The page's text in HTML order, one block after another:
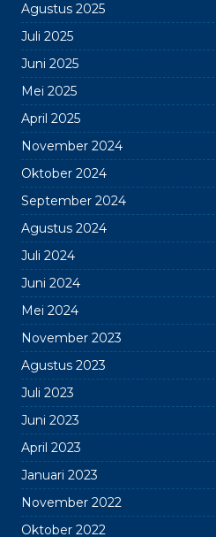
Agustus 2025
Juli 2025
Juni 2025
Mei 2025
April 2025
November 2024
Oktober 2024
September 2024
Agustus 2024
Juli 2024
Juni 2024
Mei 2024
November 2023
Agustus 2023
Juli 2023
Juni 2023
April 2023
Januari 2023
November 2022
Oktober 2022